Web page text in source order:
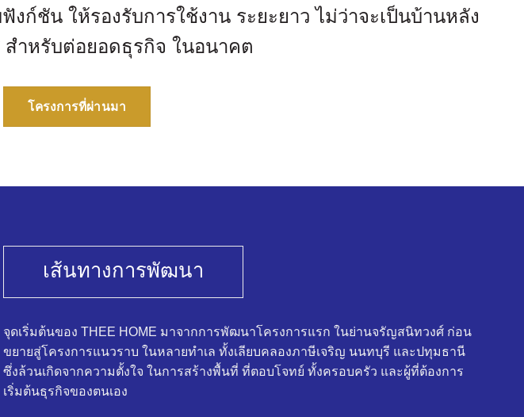
ก์ชัน ให้รองรับการใช้งาน ระยะยาว ไม่ว่าจะเป็นบ้านหลัง
ำหรับต่อยอดธุรกิจ ในอนาคต
โครงการที่ผ่านมา
เส้นทางการพัฒนา
จุดเริ่มต้นของ THEE HOME มาจากการพัฒนาโครงการแรก ในย่านจรัญสนิทวงศ์ ก่อน
ขยายสู่โครงการแนวราบ ในหลายทำเล ทั้งเลียบคลองภาษีเจริญ นนทบุรี และปทุมธานี
ซึ่งล้วนเกิดจากความตั้งใจ ในการสร้างพื้นที่ ที่ตอบโจทย์ ทั้งครอบครัว และผู้ที่ต้องการ
เริ่มต้นธุรกิจของตนเอง